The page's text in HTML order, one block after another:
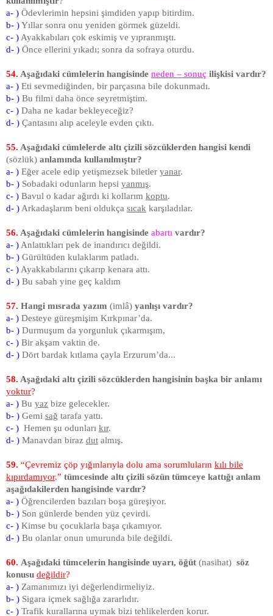
a- ) Ödevlerimin hepsini şimdiden yapıp bitirdim.
b- )Yıllar sonra onu yeniden görmek güzeldi.
c- ) Ayakkabıları çok eskimiş ve yıpranmıştı.
d- ) Önce ellerini yıkadı; sonra da sofraya oturdu.
54. Aşağıdaki cümlelerin hangisinde neden – sonuç ilişkisi vardır?
a- ) Eti sevmediğinden, bir parçasına bile dokunmadı.
b- ) Bu filmi daha önce seyretmiştim.
c- ) Daha ne kadar bekleyeceğiz?
d- ) Çantasını alıp aceleyle evden çıktı.
55. Aşağıdaki cümlelerde altı çizili sözcüklerden hangisi kendi
(sözlük) anlamında kullanılmıştır?
a- ) Eğer acele edip yetişmezsek biletler yanar.
b- ) Sobadaki odunların hepsi yanmış.
c- ) Bavul o kadar ağırdı ki kollarım koptu.
d- ) Arkadaşlarım beni oldukça sıcak karşıladılar.
56. Aşağıdaki cümlelerin hangisinde abartı vardır?
a- ) Anlattıkları pek de inandırıcı değildi.
b- ) Gürültüden kulaklarım patladı.
c- ) Ayakkabılarını çıkarıp kenara attı.
d- ) Bu sabah yine geç kaldım
57. Hangi mısrada yazım (imlâ) yanlışı vardır?
a- ) Desteye güreşmişim Kırkpınar’da.
b- ) Durmuşum da yorgunluk çıkarmışım,
c- ) Bir akşam vaktin de.
d- ) Dört bardak kıtlama çayla Erzurum’da...
58. Aşağıdaki altı çizili sözcüklerden hangisinin başka bir anlamı
yoktur?
a- ) Bu yaz bize gelecekler.
b- ) Gemi sağ tarafa yattı.
c- ) Hemen şu odunları kır.
d- ) Manavdan biraz dut almış.
59. “Çevremiz çöp yığınlarıyla dolu ama sorumluların kılı bile
kıpırdamıyor.” tümcesinde altı çizili sözün tümceye kattığı anlam
aşağıdakilerden hangisinde vardır?
a- ) Öğrencilerden bazıları boşa güreşiyor.
b- ) Son günlerde benden yüz çevirdi.
c- ) Kimse bu çocuklarla başa çıkamıyor.
d- ) Bu olanlar onun umurunda bile değildi.
60. Aşağıdaki tümcelerin hangisinde uyarı, öğüt (nasihat) söz
konusu değildir?
a- ) Zamanımızı iyi değerlendirmeliyiz.
b- ) Sigara içmek sağlığa zararlıdır.
c- ) Trafik kurallarına uymak bizi tehlikelerden korur.